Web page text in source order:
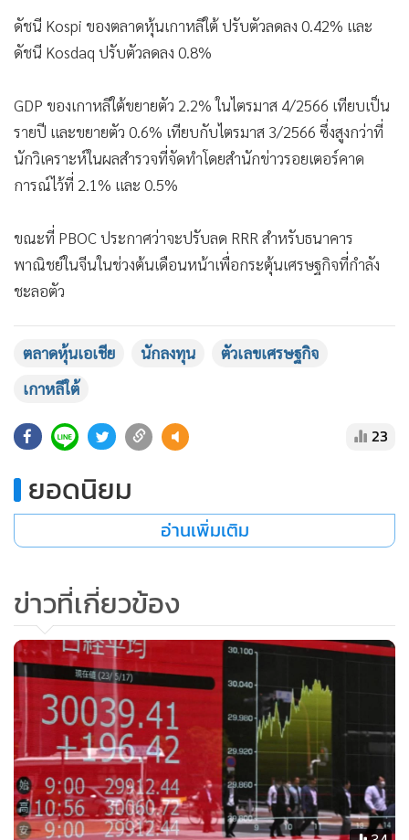
ดัชนี Kospi ของตลาดหุ้นเกาหลีใต้ ปรับตัวลดลง 0.42% และ
ดัชนี Kosdaq ปรับตัวลดลง 0.8%
GDP ของเกาหลีใต้ขยายตัว 2.2% ในไตรมาส 4/2566 เทียบเป็น
รายปี และขยายตัว 0.6% เทียบกับไตรมาส 3/2566 ซึ่งสูงกว่าที่
นักวิเคราะห์ในผลสำรวจที่จัดทำโดยสำนักข่าวรอยเตอร์คาด
การณ์ไว้ที่ 2.1% และ 0.5%
ขณะที่ PBOC ประกาศว่าจะปรับลด RRR สำหรับธนาคาร
พาณิชย์ในจีนในช่วงต้นเดือนหน้าเพื่อกระตุ้นเศรษฐกิจที่กำลัง
ชะลอตัว
ตลาดหุ้นเอเชีย นักลงทุน
ตัวเลขเศรษฐกิจ
เกาหลีใต้
23
ยอดนิยม
อ่านเพิ่มเติม
ข่าวที่เกี่ยวข้อง